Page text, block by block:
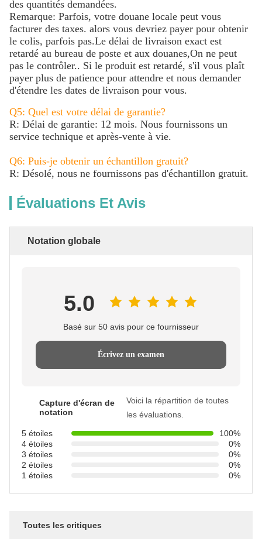
des quantités demandées.
Remarque: Parfois, votre douane locale peut vous
facturer des taxes. alors vous devriez payer pour obtenir
le colis, parfois pas.Le délai de livraison exact est
retardé au bureau de poste et aux douanes,On ne peut
pas le contrôler.. Si le produit est retardé, s'il vous plaît
payer plus de patience pour attendre et nous demander
d'étendre les dates de livraison pour vous.
Q5: Quel est votre délai de garantie?
R: Délai de garantie: 12 mois. Nous fournissons un
service technique et après-vente à vie.
Q6: Puis-je obtenir un échantillon gratuit?
R: Désolé, nous ne fournissons pas d'échantillon gratuit.
Évaluations Et Avis
Notation globale
5.0
Basé sur 50 avis pour ce fournisseur
Écrivez un examen
Capture d'écran de
notation
Voici la répartition de toutes
les évaluations.
5 étoiles
100%
4 étoiles
0%
3 étoiles
0%
2 étoiles
0%
1 étoiles
0%
Toutes les critiques